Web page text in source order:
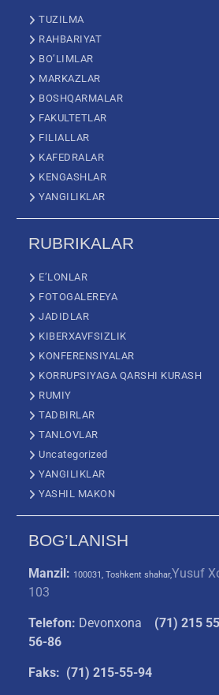
TUZILMA
RAHBARIYAT
BO’LIMLAR
MARKAZLAR
BOSHQARMALAR
FAKULTETLAR
FILIALLAR
KAFEDRALAR
KENGASHLAR
YANGILIKLAR
RUBRIKALAR
E’LONLAR
FOTOGALEREYA
JADIDLAR
KIBERXAVFSIZLIK
KONFERENSIYALAR
KORRUPSIYAGA QARSHI KURASH
RUMIY
TADBIRLAR
TANLOVLAR
Uncategorized
YANGILIKLAR
YASHIL MAKON
BOG’LANISH
Manzil: 100031, Toshkent shahar,Yusuf
103
Telefon: Devonxona (71) 215
56-86
Faks: (71) 215-55-94